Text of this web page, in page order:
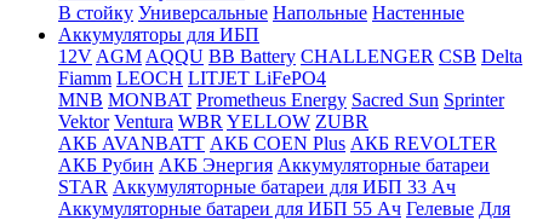
В стойку Универсальные Напольные Настенные
Аккумуляторы для ИБП
12V AGM AQQU BB Battery CHALLENGER CSB Delta
Fiamm LEOCH LITJET LiFePO4
MNB MONBAT Prometheus Energy Sacred Sun Sprinter
Vektor Ventura WBR YELLOW ZUBR
АКБ AVANBATT АКБ COEN Plus АКБ REVOLTER
АКБ Рубин АКБ Энергия Аккумуляторные батареи
STAR Аккумуляторные батареи для ИБП 33 Ач
Аккумуляторные батареи для ИБП 55 Ач Гелевые Для